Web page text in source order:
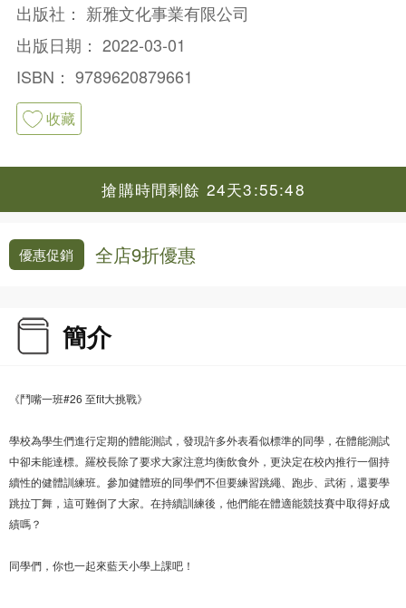
出版社： 新雅文化事業有限公司
出版日期： 2022-03-01
ISBN： 9789620879661
收藏
搶購時間剩餘 24天3:55:48
優惠促銷 全店9折優惠
簡介
《鬥嘴一班#26 至fit大挑戰》
學校為學生們進行定期的體能測試，發現許多外表看似標準的同學，在體能測試
中卻未能達標。羅校長除了要求大家注意均衡飲食外，更決定在校內推行一個持
續性的健體訓練班。參加健體班的同學們不但要練習跳繩、跑步、武術，還要學
跳拉丁舞，這可難倒了大家。在持續訓練後，他們能在體適能競技賽中取得好成
績嗎？
同學們，你也一起來藍天小學上課吧！